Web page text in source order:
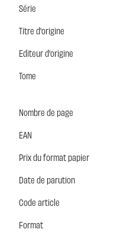
Série
Titre d'origine
Editeur d'origine
Tome
Nombre de page
EAN
Prix du format papier
Date de parution
Code article
Format